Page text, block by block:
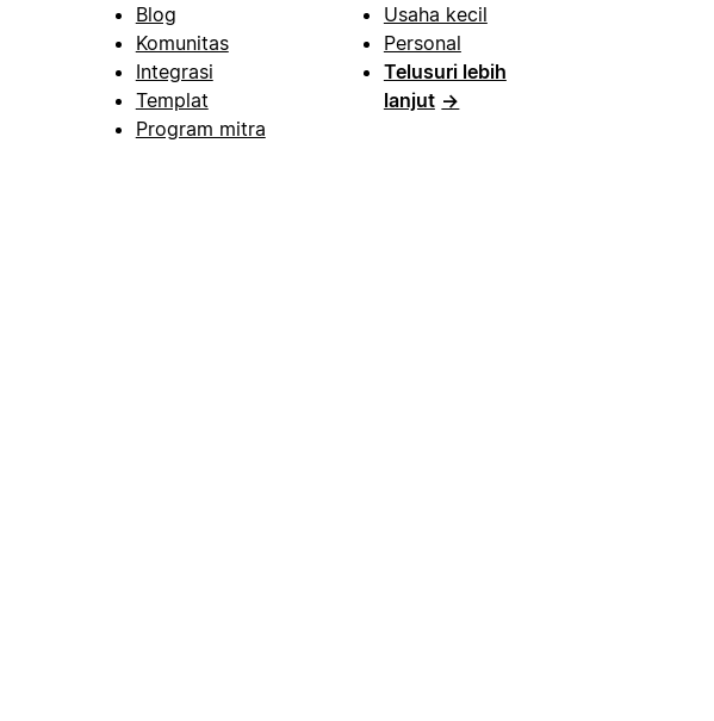
Blog
Komunitas
Integrasi
Templat
Program mitra
Usaha kecil
Personal
Telusuri lebih
lanjut →